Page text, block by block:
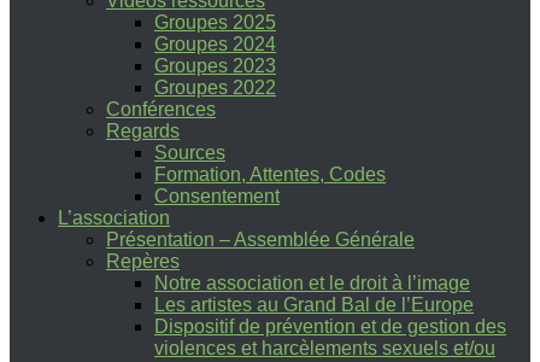
Groupes 2025
Groupes 2024
Groupes 2023
Groupes 2022
Conférences
Regards
Sources
Formation, Attentes, Codes
Consentement
L’association
Présentation – Assemblée Générale
Repères
Notre association et le droit à l’image
Les artistes au Grand Bal de l’Europe
Dispositif de prévention et de gestion des
violences et harcèlements sexuels et/ou